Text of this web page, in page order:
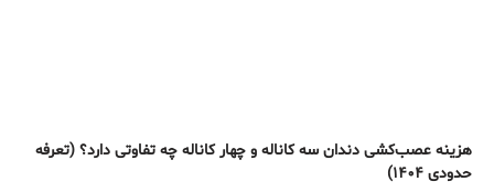
هزینه عصب‌کشی دندان سه کاناله و چهار کاناله چه تفاوتی دارد؟ (تعرفه
حدودی ۱۴۰۴)